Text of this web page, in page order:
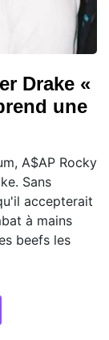
Drake «
une
A$AP Rocky
Sans
accepterait
à mains
beefs les